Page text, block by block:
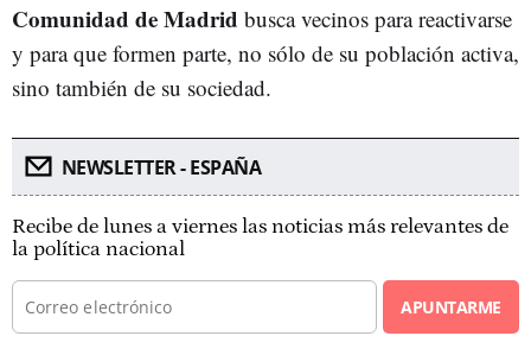
Comunidad de Madrid busca vecinos para reactivarse
y para que formen parte, no sólo de su población activa,
sino también de su sociedad.
NEWSLETTER - ESPAÑA
Recibe de lunes a viernes las noticias más relevantes de
la política nacional
APUNTARME